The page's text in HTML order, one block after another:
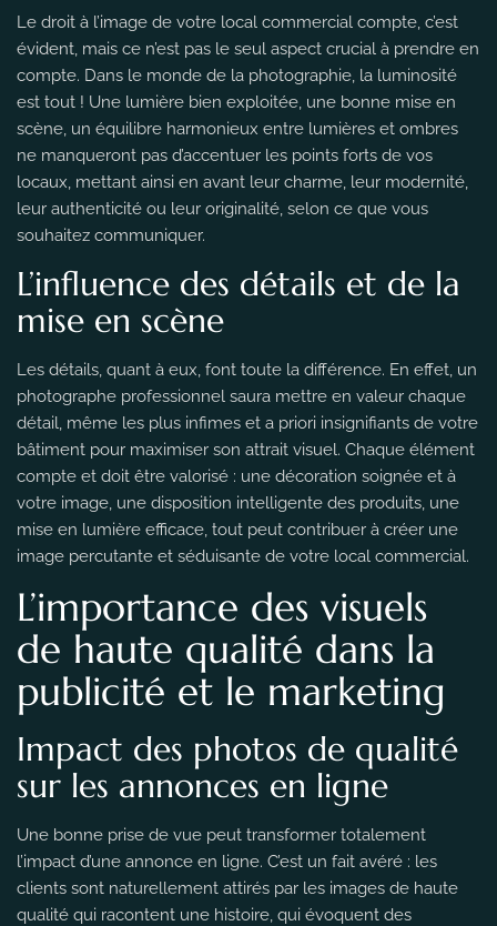
Le droit à l’image de votre local commercial compte, c’est
évident, mais ce n’est pas le seul aspect crucial à prendre en
compte. Dans le monde de la photographie, la luminosité
est tout ! Une lumière bien exploitée, une bonne mise en
scène, un équilibre harmonieux entre lumières et ombres
ne manqueront pas d’accentuer les points forts de vos
locaux, mettant ainsi en avant leur charme, leur modernité,
leur authenticité ou leur originalité, selon ce que vous
souhaitez communiquer.
L’influence des détails et de la
mise en scène
Les détails, quant à eux, font toute la différence. En effet, un
photographe professionnel saura mettre en valeur chaque
détail, même les plus infimes et a priori insignifiants de votre
bâtiment pour maximiser son attrait visuel. Chaque élément
compte et doit être valorisé : une décoration soignée et à
votre image, une disposition intelligente des produits, une
mise en lumière efficace, tout peut contribuer à créer une
image percutante et séduisante de votre local commercial.
L’importance des visuels
de haute qualité dans la
publicité et le marketing
Impact des photos de qualité
sur les annonces en ligne
Une bonne prise de vue peut transformer totalement
l’impact d’une annonce en ligne. C’est un fait avéré : les
clients sont naturellement attirés par les images de haute
qualité qui racontent une histoire, qui évoquent des